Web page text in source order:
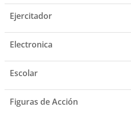
Ejercitador
Electronica
Escolar
Figuras de Acción